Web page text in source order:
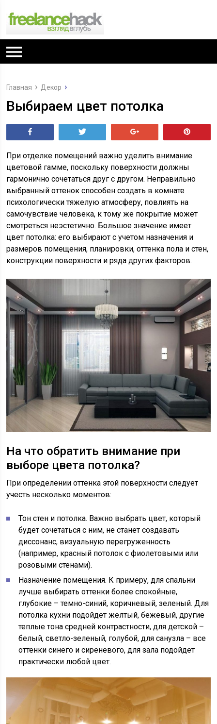
Главная Декор
Выбираем цвет потолка
При отделке помещений важно уделить внимание
цветовой гамме, поскольку поверхности должны
гармонично сочетаться друг с другом. Неправильно
выбранный оттенок способен создать в комнате
психологически тяжелую атмосферу, повлиять на
самочувствие человека, к тому же покрытие может
смотреться неэстетично. Большое значение имеет
цвет потолка: его выбирают с учетом назначения и
размеров помещения, планировки, оттенка пола и стен,
конструкции поверхности и ряда других факторов.
На что обратить внимание при
выборе цвета потолка?
При определении оттенка этой поверхности следует
учесть несколько моментов:
Тон стен и потолка. Важно выбрать цвет, который
будет сочетаться с ним, не станет создавать
диссонанс, визуальную перегруженность
(например, красный потолок с фиолетовыми или
розовыми стенами).
Назначение помещения. К примеру, для спальни
лучше выбирать оттенки более спокойные,
глубокие – темно-синий, коричневый, зеленый. Для
потолка кухни подойдет желтый, бежевый, другие
теплые тона средней контрастности, для детской –
белый, светло-зеленый, голубой, для санузла – все
оттенки синего и сиреневого, для зала подойдет
практически любой цвет.